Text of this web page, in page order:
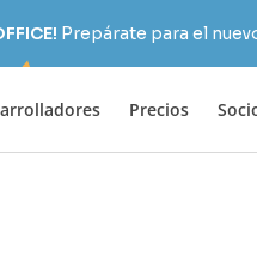
Prepárate para el
Precios